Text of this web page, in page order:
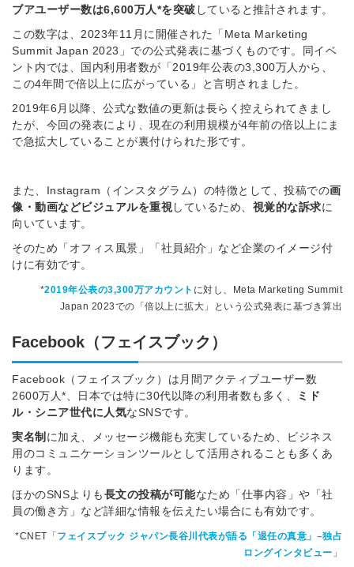
ブアユーザー数は6,600万人*を突破 していると推計されます。
この数字は、2023年11月に開催された「Meta Marketing
Summit Japan 2023」での公式発表に基づくものです。同イベ
ント内では、国内利用者数が「2019年公表の3,300万人から、
この4年間で倍以上に広がっている」と言明されました。
2019年6月以降、公式な数値の更新は長らく控えられてきまし
たが、今回の発表により、現在の利用規模が4年前の倍以上にま
で急拡大していることが裏付けられた形です。
また、Instagram（インスタグラム）の特徴として、投稿での画
像・動画などビジュアルを重視しているため、 視覚的な訴求に
向いています。
そのため「オフィス風景」「社員紹介」など企業のイメージ付
けに有効です。
*2019年公表の3,300万アカウント に対し、Meta Marketing Summit
Japan 2023での「倍以上に拡大」という公式発表に基づき算出
Facebook（フェイスブック）
Facebook（フェイスブック）は月間アクティブユーザー数
2600万人*、日本では特に30代以降の利用者数も多く、
ミド
ル・シニア世代に人気なSNSです。
実名制に加え、メッセージ機能も充実しているため、ビジネス
用のコミュニケーションツールとして活用されることも多くあ
ります。
ほかのSNSよりも長文の投稿が可能なため「仕事内容」や「社
員の働き方」など詳細な情報を伝えたい場合にも有効です。
*CNET「フェイスブック ジャパン長谷川代表が語る「退任の真意」–独占
ロングインタビュー 」